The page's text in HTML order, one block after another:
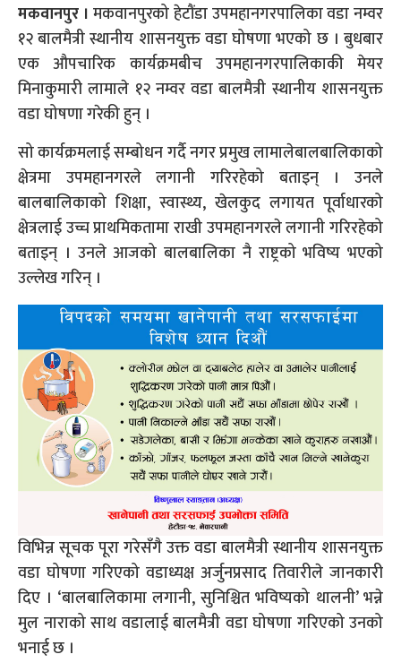
मकवानपुर । मकवानपुरको हेटौंडा उपमहानगरपालिका वडा नम्वर
१२ बालमैत्री स्थानीय शासनयुक्त वडा घोषणा भएको छ । बुधबार
एक औपचारिक कार्यक्रमबीच उपमहानगरपालिकाकी मेयर
मिनाकुमारी लामाले १२ नम्वर वडा बालमैत्री स्थानीय शासनयुक्त
वडा घोषणा गरेकी हुन् ।
सो कार्यक्रमलाई सम्बोधन गर्दै नगर प्रमुख लामालेबालबालिकाको
क्षेत्रमा उपमहानगरले लगानी गरिरहेको बताइन् । उनले
बालबालिकाको शिक्षा, स्वास्थ्य, खेलकुद लगायत पूर्वाधारको
क्षेत्रलाई उच्च प्राथमिकतामा राखी उपमहानगरले लगानी गरिरहेको
बताइन् । उनले आजको बालबालिका नै राष्ट्रको भविष्य भएको
उल्लेख गरिन् ।
विभिन्न सूचक पूरा गरेसँगै उक्त वडा बालमैत्री स्थानीय शासनयुक्त
वडा घोषणा गरिएको वडाध्यक्ष अर्जुनप्रसाद तिवारीले जानकारी
दिए । ‘बालबालिकामा लगानी, सुनिश्चित भविष्यको थालनी’ भन्ने
मुल नाराको साथ वडालाई बालमैत्री वडा घोषणा गरिएको उनको
भनाई छ ।